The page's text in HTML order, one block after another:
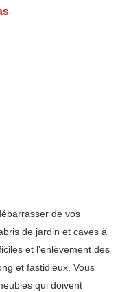
de vos
de jardin et caves à
et l’enlèvement des
et fastidieux. Vous
qui doivent